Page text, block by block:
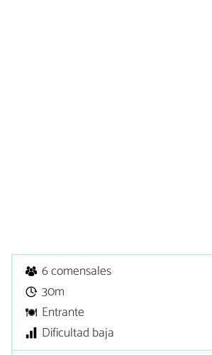
6 comensales
30m
Entrante
Dificultad baja